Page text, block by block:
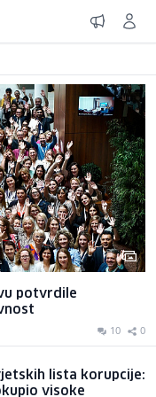
potvrdile
10 0
lista korupcije:
visoke